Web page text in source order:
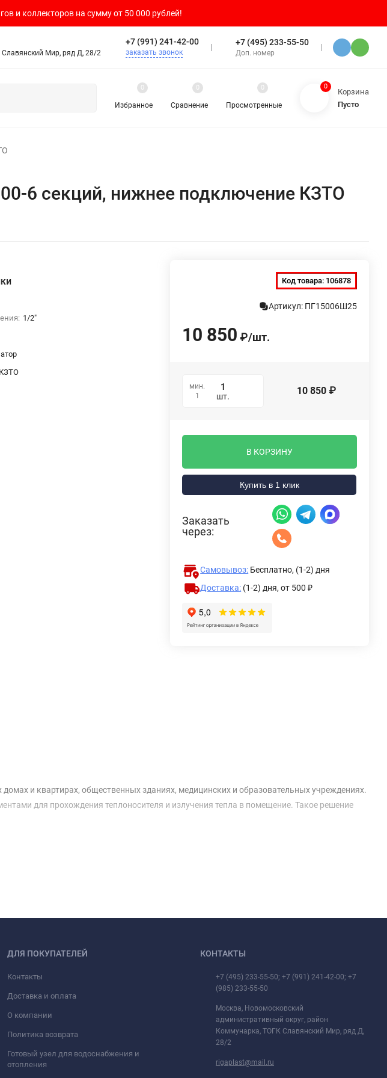
и коллекторов на сумму от 50 000 рублей!
Славянский Мир, ряд Д, 28/2
+7 (991) 241-42-00
заказать звонок
+7 (495) 233-55-50
Доп. номер
Избранное
0
Сравнение
0
Просмотренные
0 0
Корзина
Пусто
6 секций, нижнее подключение КЗТО
1/2"
КЗТО
Код товара: 106878
Артикул: ПГ15006Ш25
10 850 ₽/шт.
мин.
1
шт. 10 850 ₽
В КОРЗИНУ
Купить в 1 клик
Заказать
через:
Самовывоз: Бесплатно, (1-2) дня
Доставка: (1-2) дня,от 500 ₽
и квартирах, общественных зданиях, медицинских и образовательных учреждениях.
для прохождения теплоносителя и излучения тепла в помещение. Такое решение
ДЛЯ ПОКУПАТЕЛЕЙ
Контакты
Доставка и оплата
О компании
Политика возврата
Готовый узел для водоснабжения и
отопления
КОНТАКТЫ
+7 (495) 233-55-50; +7 (991) 241-42-00; +7
(985) 233-55-50
Москва, Новомосковский
административный округ, район
Коммунарка, ТОГК Славянский Мир, ряд Д,
28/2
rigaplast@mail.ru